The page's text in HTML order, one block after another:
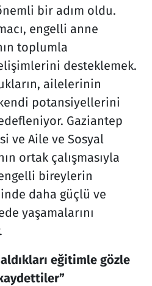
bir adım oldu.
engelli anne
toplumla
desteklemek.
ailelerinin
potansiyellerini
Gaziantep
ve Aile ve Sosyal
ortak çalışmasıyla
bireylerin
daha güçlü ve
yaşamalarını
eğitimle gözle